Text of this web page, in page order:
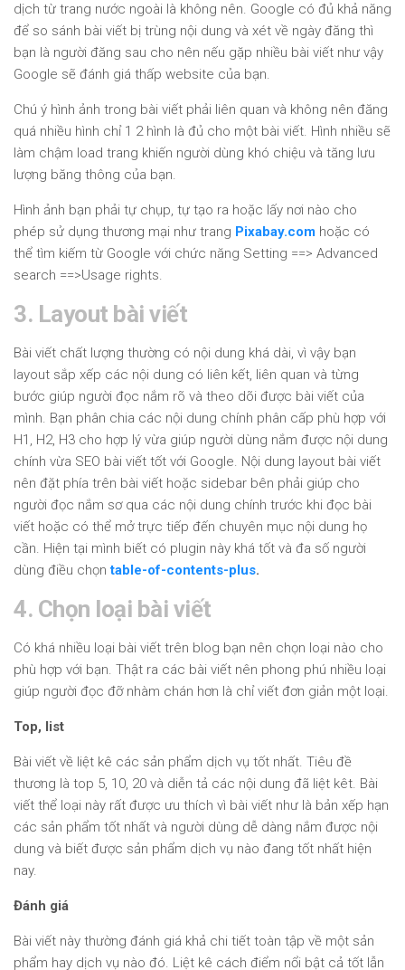
dịch từ trang nước ngoài là không nên. Google có đủ khả năng
để so sánh bài viết bị trùng nội dung và xét về ngày đăng thì
bạn là người đăng sau cho nên nếu gặp nhiều bài viết như vậy
Google sẽ đánh giá thấp website của bạn.
Chú ý hình ảnh trong bài viết phải liên quan và không nên đăng
quá nhiều hình chỉ 1 2 hình là đủ cho một bài viết. Hình nhiều sẽ
làm chậm load trang khiến người dùng khó chiệu và tăng lưu
lượng băng thông của bạn.
Hình ảnh bạn phải tự chụp, tự tạo ra hoặc lấy nơi nào cho
phép sử dụng thương mại như trang Pixabay.com hoặc có
thể tìm kiếm từ Google với chức năng Setting ==> Advanced
search ==>Usage rights.
3. Layout bài viết
Bài viết chất lượng thường có nội dung khá dài, vì vậy bạn
layout sắp xếp các nội dung có liên kết, liên quan và từng
bước giúp người đọc nắm rõ và theo dõi được bài viết của
mình. Bạn phân chia các nội dung chính phân cấp phù hợp với
H1, H2, H3 cho hợp lý vừa giúp người dùng nắm được nội dung
chính vừa SEO bài viết tốt với Google. Nội dung layout bài viết
nên đặt phía trên bài viết hoặc sidebar bên phải giúp cho
người đọc nắm sơ qua các nội dung chính trước khi đọc bài
viết hoặc có thể mở trực tiếp đến chuyên mục nội dung họ
cần. Hiện tại mình biết có plugin này khá tốt và đa số người
dùng điều chọntable-of-contents-plus.
4. Chọn loại bài viết
Có khá nhiều loại bài viết trên blog bạn nên chọn loại nào cho
phù hợp với bạn. Thật ra các bài viết nên phong phú nhiều loại
giúp người đọc đỡ nhàm chán hơn là chỉ viết đơn giản một loại.
Top, list
Bài viết về liệt kê các sản phẩm dịch vụ tốt nhất. Tiêu đề
thương là top 5, 10, 20 và diễn tả các nội dung đã liệt kêt. Bài
viết thể loại này rất được ưu thích vì bài viết như là bản xếp hạn
các sản phẩm tốt nhất và người dùng dễ dàng nắm được nội
dung và biết được sản phẩm dịch vụ nào đang tốt nhất hiện
nay.
Đánh giá
Bài viết này thường đánh giá khả chi tiết toàn tập về một sản
phẩm hay dịch vụ nào đó. Liệt kê cách điểm nổi bật cả tốt lẫn